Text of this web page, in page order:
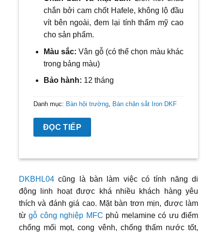
chắn bởi cam chốt Hafele, không lộ đầu
vít bên ngoài, đem lại tính thẩm mỹ cao
cho sản phẩm.
Màu sắc:Vân gỗ (có thể chọn màu khác
trong bảng màu)
Bảo hành: 12 tháng
Danh mục: Bàn hội trường, Bàn chân sắt Iron DKF
ĐỌC TIẾP
DKBHL04 cũng là bàn làm việc có tính năng di
động linh hoạt được khá nhiều khách hàng yêu
thích và đánh giá cao. Mặt bàn trơn mịn, được làm
từgỗ công nghiệp MFC phủ melamine có ưu điểm
chống mối mọt, cong vênh, chống thấm nước tốt,